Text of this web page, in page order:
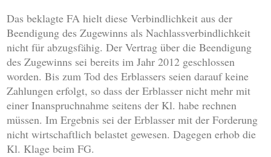
Das beklagte FA hielt diese Verbindlichkeit aus der
Beendigung des Zugewinns als Nachlassverbindlichkeit
nicht für abzugsfähig. Der Vertrag über die Beendigung
des Zugewinns sei bereits im Jahr 2012 geschlossen
worden. Bis zum Tod des Erblassers seien darauf keine
Zahlungen erfolgt, so dass der Erblasser nicht mehr mit
einer Inanspruchnahme seitens der Kl. habe rechnen
müssen. Im Ergebnis sei der Erblasser mit der Forderung
nicht wirtschaftlich belastet gewesen. Dagegen erhob die
Kl. Klage beim FG.